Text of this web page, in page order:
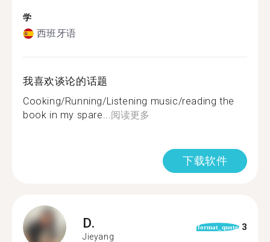
学
西班牙语
我喜欢谈论的话题
Cooking/Running/Listening music/reading the
book in my spare...阅读更多
下载软件
D.
Jieyang
format_quote 3